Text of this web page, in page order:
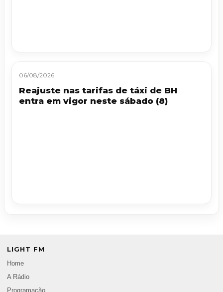
06/08/2026
Reajuste nas tarifas de táxi de BH
entra em vigor neste sábado (8)
LIGHT FM
Home
A Rádio
Programação